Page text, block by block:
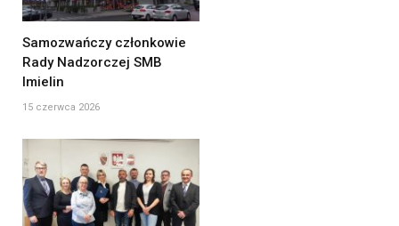
Samozwańczy członkowie
Rady Nadzorczej SMB
Imielin
15 czerwca 2026